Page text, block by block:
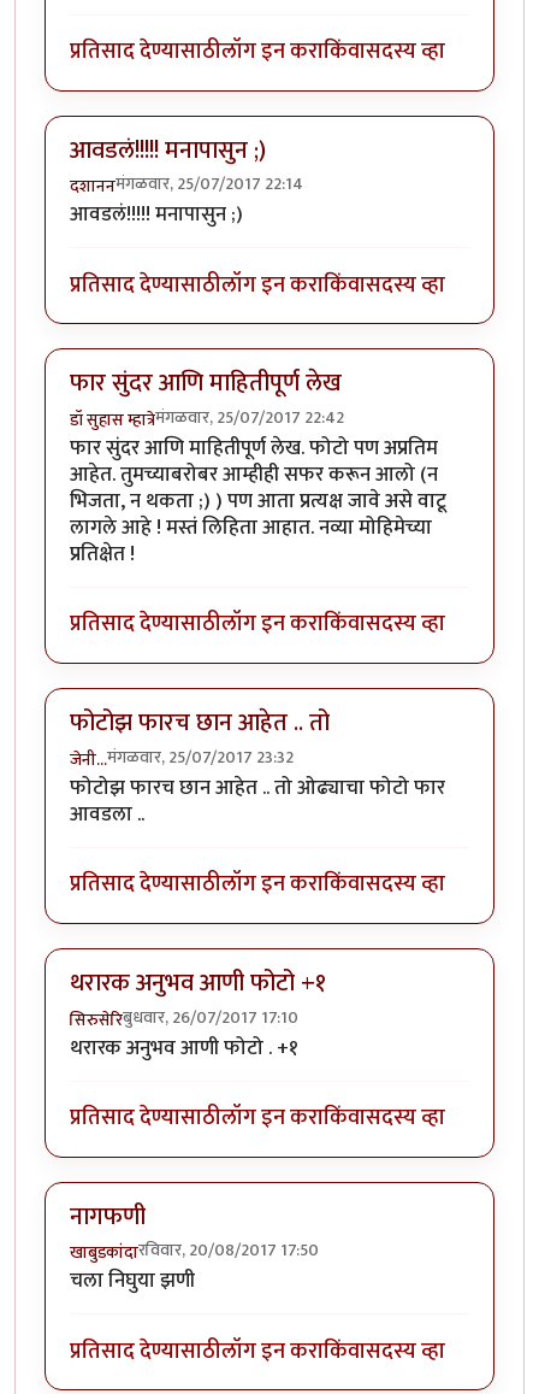
प्रतिसाद देण्यासाठीलॉग इन कराकिंवासदस्य व्हा
आवडलं!!!!! मनापासुन ;)
दशाननमंगळवार, 25/07/2017 22:14
आवडलं!!!!! मनापासुन ;)
प्रतिसाद देण्यासाठीलॉग इन कराकिंवासदस्य व्हा
फार सुंदर आणि माहितीपूर्ण लेख
डॉ सुहास म्हात्रेमंगळवार, 25/07/2017 22:42
फार सुंदर आणि माहितीपूर्ण लेख. फोटो पण अप्रतिम
आहेत. तुमच्याबरोबर आम्हीही सफर करून आलो (न
भिजता, न थकता ;) ) पण आता प्रत्यक्ष जावे असे वाटू
लागले आहे ! मस्तं लिहिता आहात. नव्या मोहिमेच्या
प्रतिक्षेत !
प्रतिसाद देण्यासाठीलॉग इन कराकिंवासदस्य व्हा
फोटोझ फारच छान आहेत .. तो
जेनी...मंगळवार, 25/07/2017 23:32
फोटोझ फारच छान आहेत .. तो ओढ्याचा फोटो फार
आवडला ..
प्रतिसाद देण्यासाठीलॉग इन कराकिंवासदस्य व्हा
थरारक अनुभव आणी फोटो +१
सिरुसेरिबुधवार, 26/07/2017 17:10
थरारक अनुभव आणी फोटो . +१
प्रतिसाद देण्यासाठीलॉग इन कराकिंवासदस्य व्हा
नागफणी
खाबुडकांदारविवार, 20/08/2017 17:50
चला निघुया झणी
प्रतिसाद देण्यासाठीलॉग इन कराकिंवासदस्य व्हा